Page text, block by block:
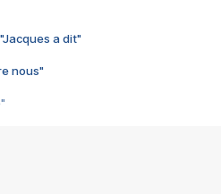
a dit"
nous"